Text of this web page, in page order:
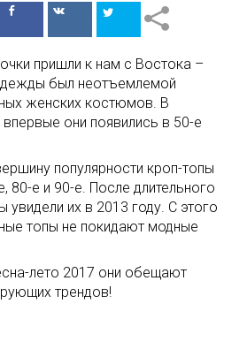
ПоделитьсяПоделиться
пришли к нам с Востока –
был неотъемлемой
женских костюмов. В
они появились в 50-е
популярности кроп-топы
80-е и 90-е. После длительного
их в 2013 году. С этого
топы не покидают модные
лето 2017 они обещают
трендов!